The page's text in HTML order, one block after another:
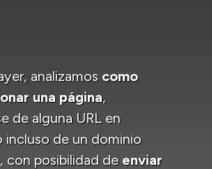
analizamos como
una página,
de alguna URL en
incluso de un dominio
con posibilidad de enviar